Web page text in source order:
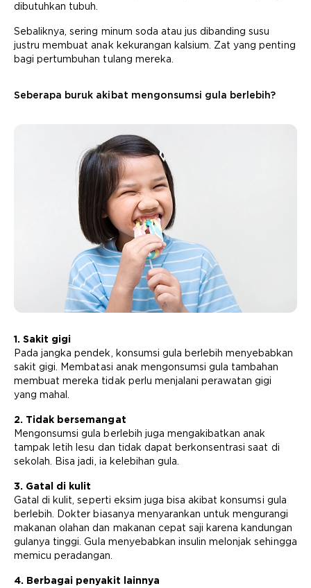
dibutuhkan tubuh.
Sebaliknya, sering minum soda atau jus dibanding susu
justru membuat anak kekurangan kalsium. Zat yang penting
bagi pertumbuhan tulang mereka.
Seberapa buruk akibat mengonsumsi gula berlebih?
1. Sakit gigi
Pada jangka pendek, konsumsi gula berlebih menyebabkan
sakit gigi. Membatasi anak mengonsumsi gula tambahan
membuat mereka tidak perlu menjalani perawatan gigi
yang mahal.
2. Tidak bersemangat
Mengonsumsi gula berlebih juga mengakibatkan anak
tampak letih lesu dan tidak dapat berkonsentrasi saat di
sekolah. Bisa jadi, ia kelebihan gula.
3. Gatal di kulit
Gatal di kulit, seperti eksim juga bisa akibat konsumsi gula
berlebih. Dokter biasanya menyarankan untuk mengurangi
makanan olahan dan makanan cepat saji karena kandungan
gulanya tinggi. Gula menyebabkan insulin melonjak sehingga
memicu peradangan.
4. Berbagai penyakit lainnya